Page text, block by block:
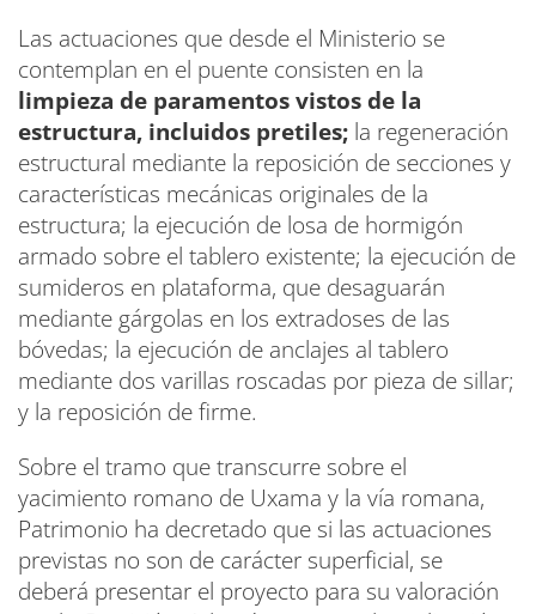
Las actuaciones que desde el Ministerio se
contemplan en el puente consisten en la
limpieza de paramentos vistos de la
estructura, incluidos pretiles; la regeneración
estructural mediante la reposición de secciones y
características mecánicas originales de la
estructura; la ejecución de losa de hormigón
armado sobre el tablero existente; la ejecución de
sumideros en plataforma, que desaguarán
mediante gárgolas en los extradoses de las
bóvedas; la ejecución de anclajes al tablero
mediante dos varillas roscadas por pieza de sillar;
y la reposición de firme.
Sobre el tramo que transcurre sobre el
yacimiento romano de Uxama y la vía romana,
Patrimonio ha decretado que si las actuaciones
previstas no son de carácter superficial, se
deberá presentar el proyecto para su valoración